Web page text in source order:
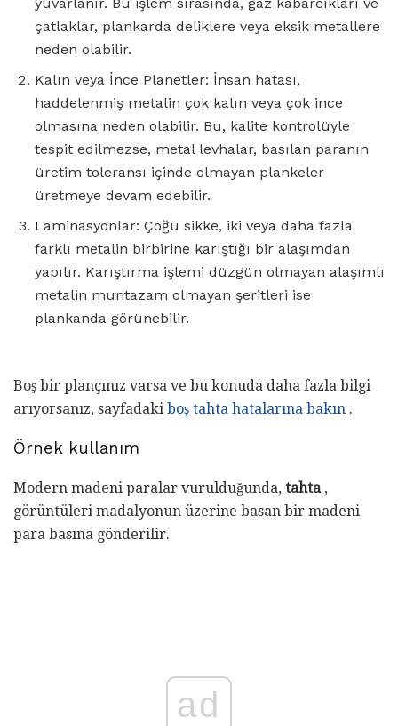
çatlaklar, plankarda deliklere veya eksik metallere
neden olabilir.
Kalın veya İnce Planetler: İnsan hatası,
haddelenmiş metalin çok kalın veya çok ince
olmasına neden olabilir. Bu, kalite kontrolüyle
tespit edilmezse, metal levhalar, basılan paranın
üretim toleransı içinde olmayan plankeler
üretmeye devam edebilir.
Laminasyonlar: Çoğu sikke, iki veya daha fazla
farklı metalin birbirine karıştığı bir alaşımdan
yapılır. Karıştırma işlemi düzgün olmayan alaşımlı
metalin muntazam olmayan şeritleri ise
plankanda görünebilir.
Boş bir plançınız varsa ve bu konuda daha fazla bilgi
arıyorsanız, sayfadaki boş tahta hatalarına bakın .
Örnek kullanım
Modern madeni paralar vurulduğunda, tahta,
görüntüleri madalyonun üzerine basan bir madeni
para basına gönderilir.
ad